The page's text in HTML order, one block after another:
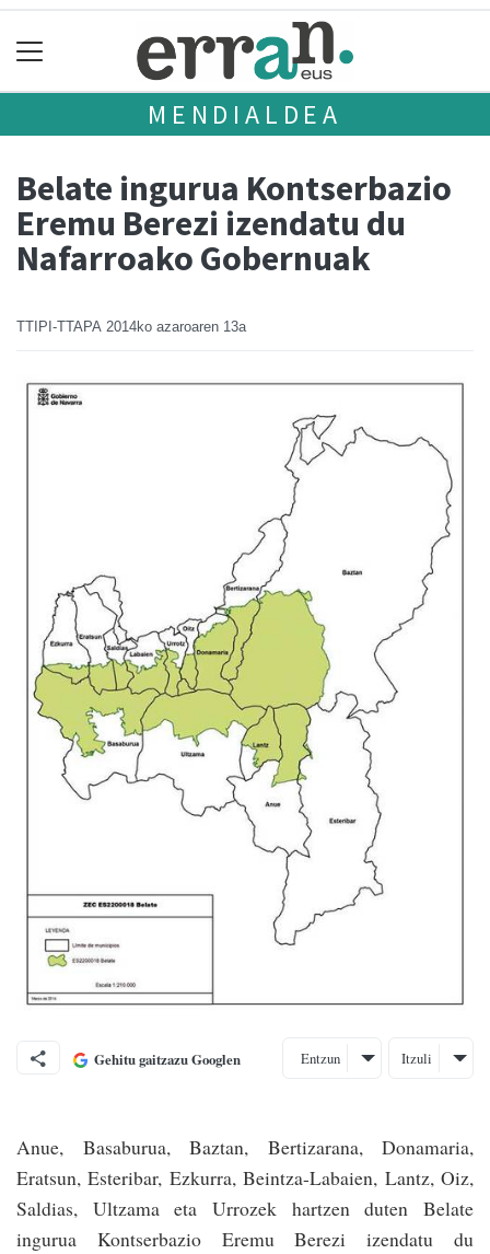
MENDIALDEA
Belate ingurua Kontserbazio
Eremu Berezi izendatu du
Nafarroako Gobernuak
TTIPI-TTAPA 2014ko azaroaren 13a
Gehitu gaitzazu Googlen Entzun Itzuli
Anue, Basaburua, Baztan, Bertizarana, Donamaria,
Eratsun, Esteribar, Ezku­rra, Beintza-Labaien, Lantz, Oiz,
Saldias, Ultzama eta Urrozek hartzen duten Belate
ingurua Kontserbazio Eremu Berezi izendatu du